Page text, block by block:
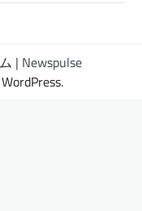
| Newspulse
WordPress.